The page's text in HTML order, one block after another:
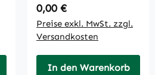
Regulärer Preis:
0,00 €
Preise exkl. MwSt. zzgl.
Versandkosten
In den Warenkorb